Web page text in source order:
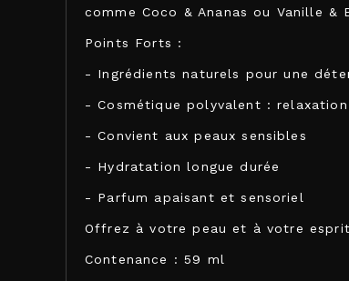
comme Coco & Ananas ou Vanille &
Points Forts :
- Ingrédients naturels pour une
- Cosmétique polyvalent :
- Convient aux peaux sensibles
- Hydratation longue durée
- Parfum apaisant et sensoriel
Offrez à votre peau et à votre
Contenance : 59 ml